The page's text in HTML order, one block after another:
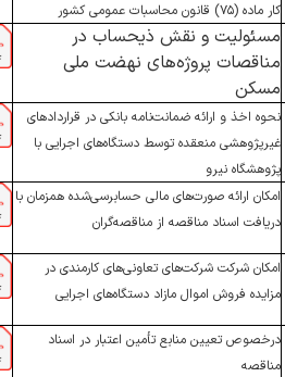
کار ماده (۷۵) قانون محاسبات عمومی کشور
مسئولیت و نقش ذیحساب در
مناقصات پروژه‌های نهضت ملی
مسکن
نحوه اخذ و ارائه ضمانت‌نامه بانکی در قراردادهای
غیرپژوهشی منعقده توسط دستگاه‌های اجرایی با
پژوهشگاه نیرو
امکان ارائه صورت‌های مالی حسابرسی‌شده همزمان با
دریافت اسناد مناقصه از مناقصه‌گران
امکان شرکت شرکت‌های تعاونی‌های کارمندی در
مزایده فروش اموال مازاد دستگاه‌های اجرایی
درخصوص تعیین منابع تأمین اعتبار در اسناد
مناقصه